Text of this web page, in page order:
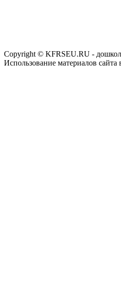
Copyright © KFRSEU.RU -
Использование материалов